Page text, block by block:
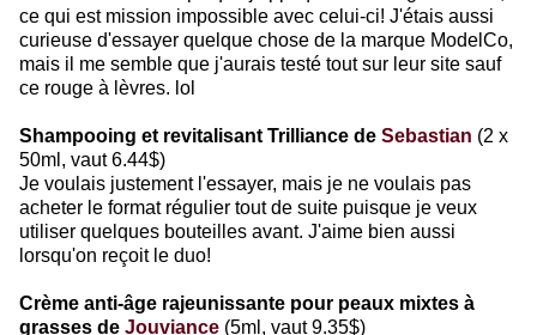
ce qui est mission impossible avec celui-ci! J'étais aussi
curieuse d'essayer quelque chose de la marque ModelCo,
mais il me semble que j'aurais testé tout sur leur site sauf
ce rouge à lèvres. lol
Shampooing et revitalisant Trilliance de Sebastian (2 x
50ml, vaut 6.44$)
Je voulais justement l'essayer, mais je ne voulais pas
acheter le format régulier tout de suite puisque je veux
utiliser quelques bouteilles avant. J'aime bien aussi
lorsqu'on reçoit le duo!
Crème anti-âge rajeunissante pour peaux mixtes à
grasses de Jouviance (5ml, vaut 9.35$)